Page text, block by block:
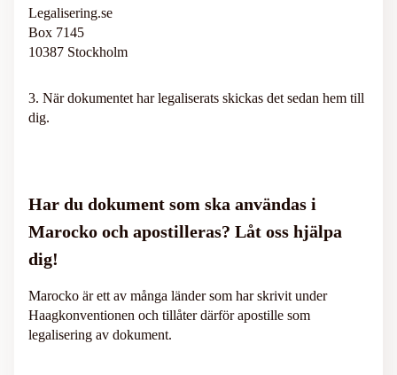
Legalisering.se
Box 7145
10387 Stockholm
3. När dokumentet har legaliserats skickas det sedan hem till
dig.
Har du dokument som ska användas i
Marocko och apostilleras? Låt oss hjälpa
dig!
Marocko är ett av många länder som har skrivit under
Haagkonventionen och tillåter därför apostille som
legalisering av dokument.